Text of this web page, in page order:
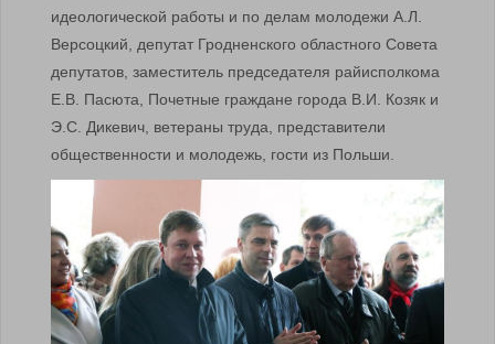
идеологической работы и по делам молодежи А.Л.
Версоцкий, депутат Гродненского областного Совета
депутатов, заместитель председателя райисполкома
Е.В. Пасюта, Почетные граждане города В.И. Козяк и
Э.С. Дикевич, ветераны труда, представители
общественности и молодежь, гости из Польши.